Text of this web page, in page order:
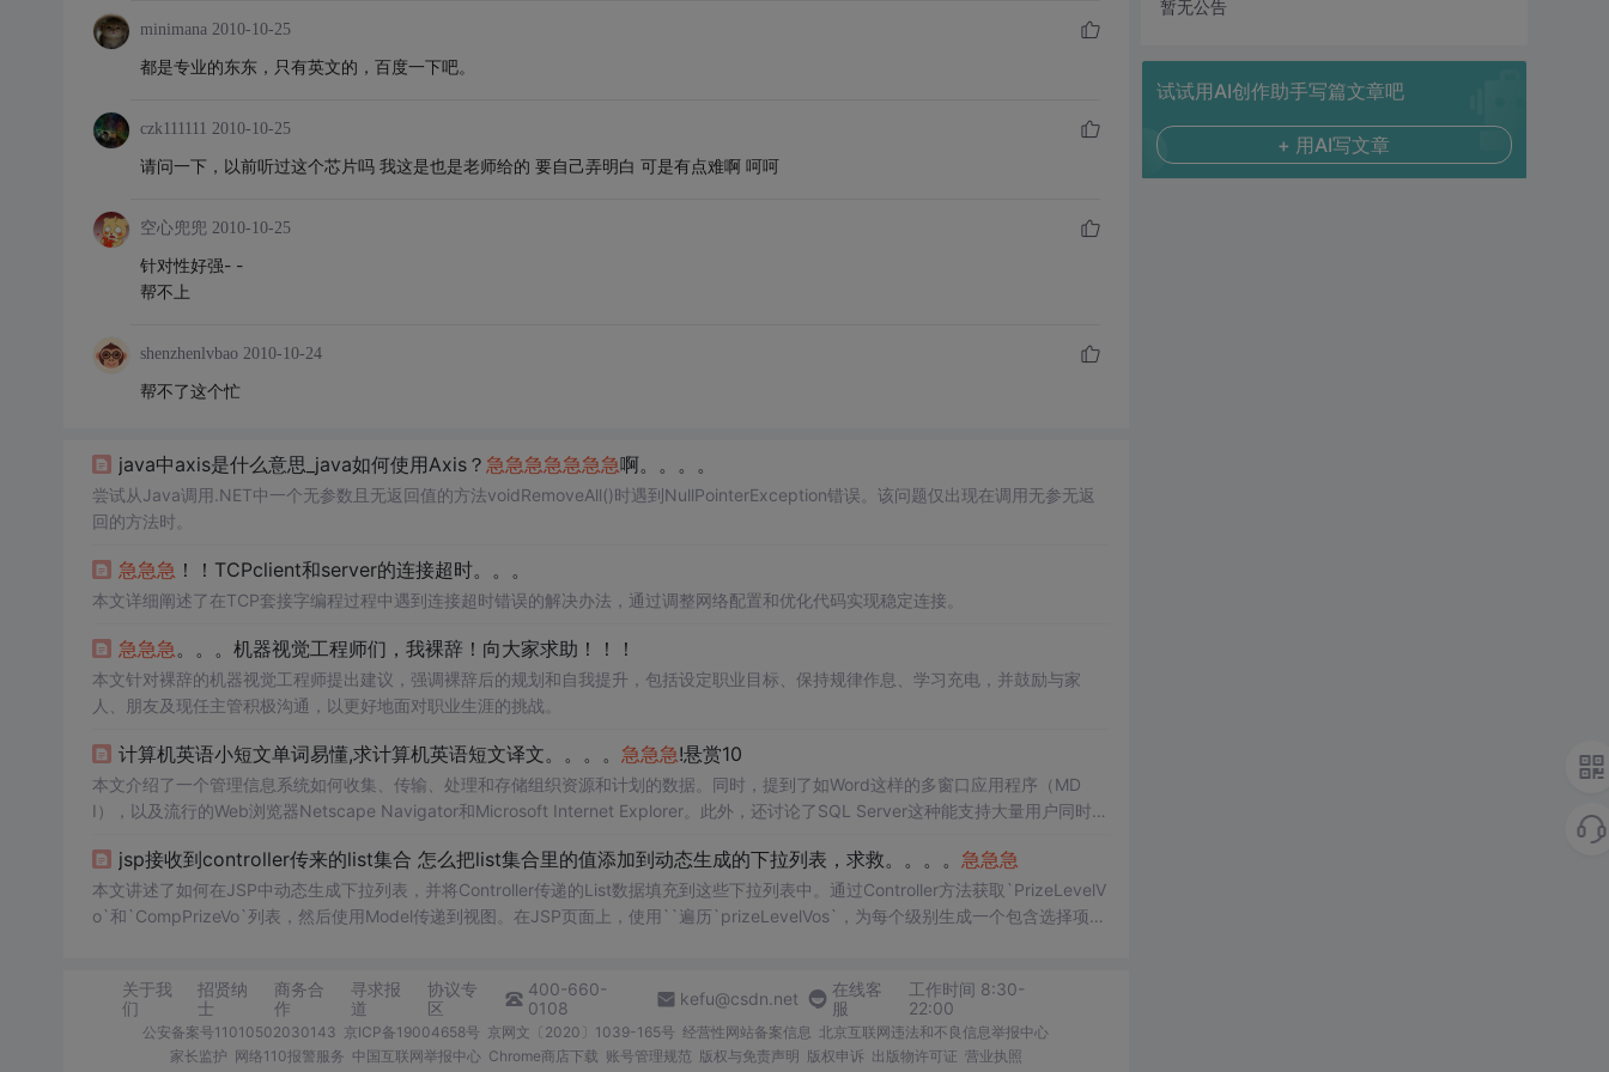
minimana 2010-10-25
都是专业的东东，只有英文的，百度一下吧。
czk111111 2010-10-25
请问一下，以前听过这个芯片吗 我这是也是老师给的 要自己弄明白 可是有点难啊 呵呵
空心兜兜 2010-10-25
针对性好强- -
帮不上
shenzhenlvbao 2010-10-24
帮不了这个忙
java中axis是什么意思_java如何使用Axis？ 急急急急急急急啊。。。。
尝试从Java调用.NET中一个无参数且无返回值的方法voidRemoveAll()时遇到NullPointerException错误。该问题仅出现在调用无参无返
回的方法时。
急急急 ！！TCPclient和server的连接超时。。。
本文详细阐述了在TCP套接字编程过程中遇到连接超时错误的解决办法，通过调整网络配置和优化代码实现稳定连接。
急急急。。。机器视觉工程师们，我裸辞！向大家求助！！！
本文针对裸辞的机器视觉工程师提出建议，强调裸辞后的规划和自我提升，包括设定职业目标、保持规律作息、学习充电，并鼓励与家
人、朋友及现任主管积极沟通，以更好地面对职业生涯的挑战。
计算机英语小短文单词易懂,求计算机英语短文译文。。。。 急急急!悬赏10
本文介绍了一个管理信息系统如何收集、传输、处理和存储组织资源和计划的数据。同时，提到了如Word这样的多窗口应用程序（MD
I），以及流行的Web浏览器Netscape Navigator和Microsoft Internet Explorer。此外，还讨论了SQL Server这种能支持大量用户同时访
jsp接收到controller传来的list集合 怎么把list集合里的值添加到动态生成的下拉列表，求救。。。。 急急急
本文讲述了如何在JSP中动态生成下拉列表，并将Controller传递的List数据填充到这些下拉列表中。通过Controller方法获取`PrizeLevelV
o`和`CompPrizeVo`列表，然后使用Model传递到视图。在JSP页面上，使用` `遍历`prizeLevelVos`，为每个级别生成一个包含选择项的
关于我
们
招贤纳
士
商务合
作
寻求报
道
协议专
区
400-660-
0108
kefu@csdn.net
在线客
服
工作时间 8:30-
22:00
公安备案号11010502030143 京ICP备19004658号 京网文〔2020〕1039-165号 经营性网站备案信息 北京互联网违法和不良信息举报中心
家长监护 网络110报警服务 中国互联网举报中心 Chrome商店下载 账号管理规范 版权与免责声明 版权申诉 出版物许可证 营业执照
暂无公告
试试用AI创作助手写篇文章吧
+ 用AI写文章